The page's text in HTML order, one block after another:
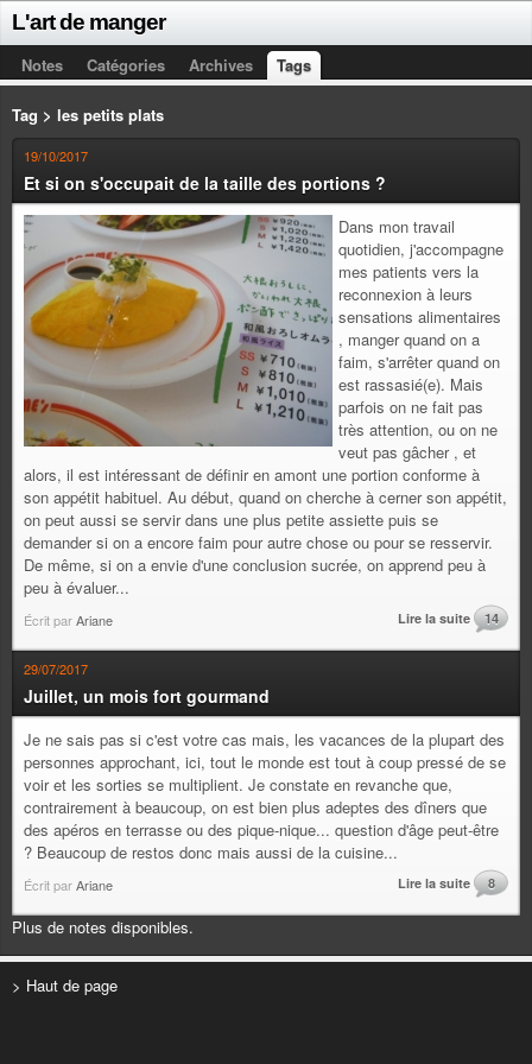
L'art de manger
Notes Catégories Archives Tags
Tag > les petits plats
19/10/2017
Et si on s'occupait de la taille des portions ?
Dans mon travail
quotidien, j'accompagne
mes patients vers la
reconnexion à leurs
sensations alimentaires
, manger quand on a
faim, s'arrêter quand on
est rassasié(e). Mais
parfois on ne fait pas
très attention, ou on ne
veut pas gâcher , et
alors, il est intéressant de définir en amont une portion conforme à
son appétit habituel. Au début, quand on cherche à cerner son appétit,
on peut aussi se servir dans une plus petite assiette puis se
demander si on a encore faim pour autre chose ou pour se resservir.
De même, si on a envie d'une conclusion sucrée, on apprend peu à
peu à évaluer...
Écrit parAriane Lire la suite 14
29/07/2017
Juillet, un mois fort gourmand
Je ne sais pas si c'est votre cas mais, les vacances de la plupart des
personnes approchant, ici, tout le monde est tout à coup pressé de se
voir et les sorties se multiplient. Je constate en revanche que,
contrairement à beaucoup, on est bien plus adeptes des dîners que
des apéros en terrasse ou des pique-nique... question d'âge peut-être
? Beaucoup de restos donc mais aussi de la cuisine...
Écrit parAriane Lire la suite 8
Plus de notes disponibles.
> Haut de page